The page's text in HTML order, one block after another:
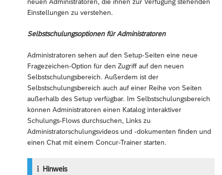
neuen Administratoren, die ihnen zur Verfügung stehenden
Einstellungen zu verstehen.
Selbstschulungsoptionen für Administratoren
Administratoren sehen auf den Setup-Seiten eine neue
Fragezeichen-Option für den Zugriff auf den neuen
Selbstschulungsbereich. Außerdem ist der
Selbstschulungsbereich auch auf einer Reihe von Seiten
außerhalb des Setup verfügbar. Im Selbstschulungsbereich
können Administratoren einen Katalog interaktiver
Schulungs-Flows durchsuchen, Links zu
Administratorschulungsvideos und -dokumenten finden und
einen Chat mit einem Concur-Trainer starten.
Hinweis